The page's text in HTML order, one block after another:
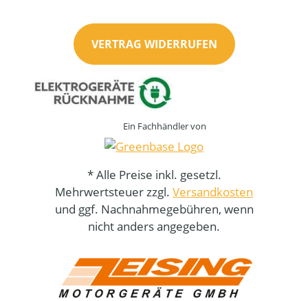
VERTRAG WIDERRUFEN
Ein Fachhändler von
* Alle Preise inkl. gesetzl.
Mehrwertsteuer zzgl. Versandkosten
und ggf. Nachnahmegebühren, wenn
nicht anders angegeben.